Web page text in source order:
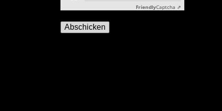
FriendlyCaptcha ⇗
Abschicken